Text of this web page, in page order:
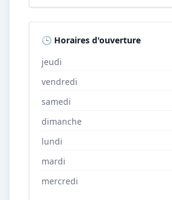
🕒 Horaires d'ouverture
jeudi
vendredi
samedi
dimanche
lundi
mardi
mercredi